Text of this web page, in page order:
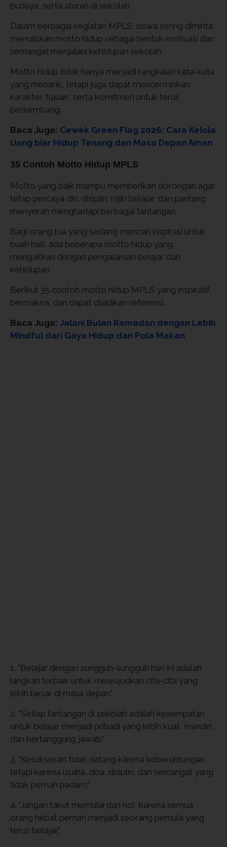
budaya, serta aturan di sekolah.
Dalam berbagai kegiatan MPLS, siswa sering diminta
menuliskan motto hidup sebagai bentuk motivasi dan
semangat menjalani kehidupan sekolah.
Motto hidup tidak hanya menjadi rangkaian kata-kata
yang menarik, tetapi juga dapat mencerminkan
karakter, tujuan, serta komitmen untuk terus
berkembang.
Baca Juga: Cewek Green Flag 2026: Cara Kelola
Uang biar Hidup Tenang dan Masa Depan Aman
35 Contoh Motto Hidup MPLS
Motto yang baik mampu memberikan dorongan agar
tetap percaya diri, disiplin, rajin belajar, dan pantang
menyerah menghadapi berbagai tantangan.
Bagi orang tua yang sedang mencari inspirasi untuk
buah hati, ada beberapa motto hidup yang
mengaitkan dengan pengalaman belajar dan
kehidupan.
Berikut 35 contoh motto hidup MPLS yang inspiratif,
bermakna, dan dapat dijadikan referensi.
Baca Juga: Jalani Bulan Ramadan dengan Lebih
Mindful dari Gaya Hidup dan Pola Makan
1. "Belajar dengan sungguh-sungguh hari ini adalah
langkah terbaik untuk mewujudkan cita-cita yang
lebih besar di masa depan."
2. "Setiap tantangan di sekolah adalah kesempatan
untuk belajar menjadi pribadi yang lebih kuat, mandiri,
dan bertanggung jawab."
3. "Kesuksesan tidak datang karena keberuntungan,
tetapi karena usaha, doa, disiplin, dan semangat yang
tidak pernah padam."
4. "Jangan takut memulai dari nol, karena semua
orang hebat pernah menjadi seorang pemula yang
terus belajar."